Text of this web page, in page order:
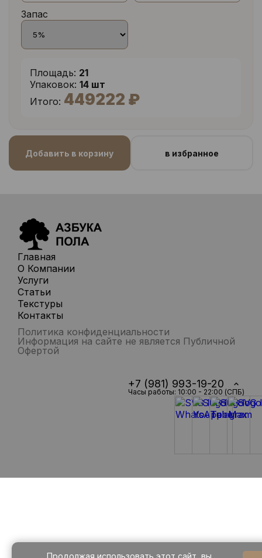
Запас
Площадь: 21
Упаковок: 14 шт
Итого: 449222 ₽
Добавить в корзину в избранное
Главная
О Компании
Услуги
Статьи
Текстуры
Контакты
Политика конфиденциальности
Информация на сайте не является Публичной
Офертой
+7 (981) 993-19-20
Часы работы: 10:00 - 22:00 (СПБ)
Продолжая использовать этот сайт, вы